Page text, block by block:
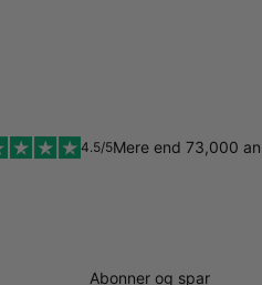
Abonner og spar
4.5/5Mere end 73,000